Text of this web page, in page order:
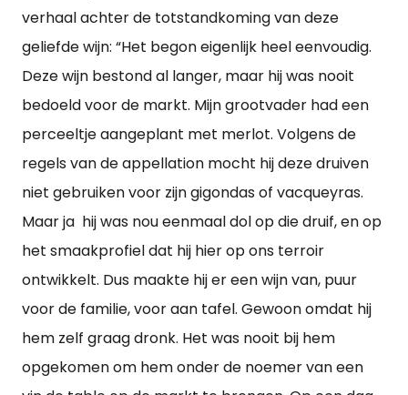
verhaal achter de totstandkoming van deze
geliefde wijn: “Het begon eigenlijk heel eenvoudig.
Deze wijn bestond al langer, maar hij was nooit
bedoeld voor de markt. Mijn grootvader had een
perceeltje aangeplant met merlot. Volgens de
regels van de appellation mocht hij deze druiven
niet gebruiken voor zijn gigondas of vacqueyras.
Maar ja hij was nou eenmaal dol op die druif, en op
het smaakprofiel dat hij hier op ons terroir
ontwikkelt. Dus maakte hij er een wijn van, puur
voor de familie, voor aan tafel. Gewoon omdat hij
hem zelf graag dronk. Het was nooit bij hem
opgekomen om hem onder de noemer van een